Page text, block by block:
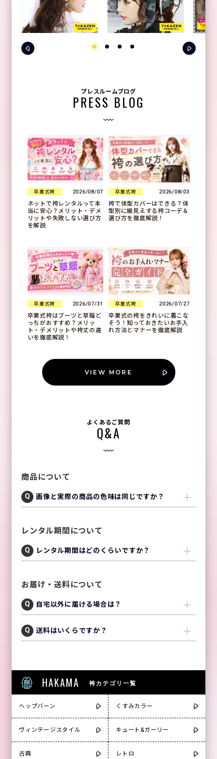
プレスルームブログ
PRESS BLOG
卒業式袴 2026/08/07
ネットで袴レンタルって本
当に安心？メリット・デメ
リットや失敗しない選び方
を解説
卒業式袴 2026/08/03
袴で体型カバーはできる？体
型別に細見えする袴コーデ＆
選び方を徹底解説！
卒業式袴 2026/07/31
卒業式袴はブーツと草履ど
っちがおすすめ？メリッ
ト・デメリットや袴丈の違
いを徹底解説！
卒業式袴 2026/07/27
卒業式の袴をきれいに着こな
そう！知っておきたいお手入
れ方法とマナーを徹底解説
VIEW MORE
よくあるご質問
Q&A
商品について
画像と実際の商品の色味は同じですか？
レンタル期間について
レンタル期間はどのくらいですか？
お届け・送料について
自宅以外に届ける場合は？
送料はいくらですか？
HAKAMA 袴カテゴリ一覧
ヘップバーン くすみカラー
ヴィンテージスタイル キュート&ガーリー
古典 レトロ